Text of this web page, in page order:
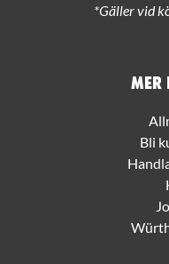
Mer
Bli
*Gäller vid